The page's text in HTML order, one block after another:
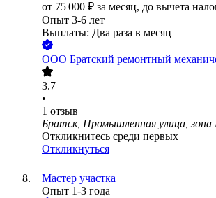
от 75 000 ₽ за месяц, до вычета
Опыт 3-6 лет
Выплаты: Два раза в месяц
ООО Братский ремонтный
3.7
•
1 отзыв
Братск, Промышленная улица,
Откликнитесь среди первых
Откликнуться
Мастер участка
Опыт 1-3 года